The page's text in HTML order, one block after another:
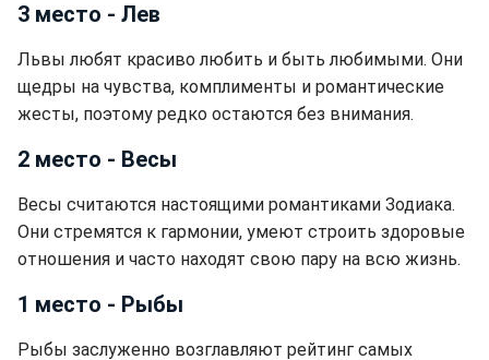
3 место - Лев
Львы любят красиво любить и быть любимыми. Они
щедры на чувства, комплименты и романтические
жесты, поэтому редко остаются без внимания.
2 место - Весы
Весы считаются настоящими романтиками Зодиака.
Они стремятся к гармонии, умеют строить здоровые
отношения и часто находят свою пару на всю жизнь.
1 место - Рыбы
Рыбы заслуженно возглавляют рейтинг самых